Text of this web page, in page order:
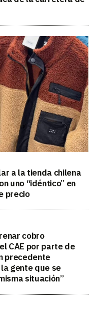
a la tienda chilena
uno “idéntico” en
precio
cobro
CAE por parte de
precedente
gente que se
situación”